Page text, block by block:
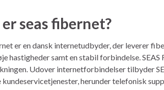
seas fibernet?
er en dansk internetudbyder, der leverer
hastigheder samt en stabil forbindelse.
Udover internetforbindelser tilbyder
herunder telefonisk